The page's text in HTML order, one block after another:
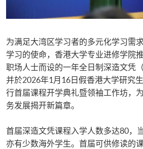
为满足大湾区学习者的多元化学习需
学习的使命，香港大学专业进修学院
职场人士而设的一年全日制深造文凭
并於2026年1月16日假香港大学研究
行首届课程开学典礼暨领袖工作坊，
务发展揭开新篇章。
首届深造文凭课程入学人数多达80，
亦有少数海外学生。首届可供修读的